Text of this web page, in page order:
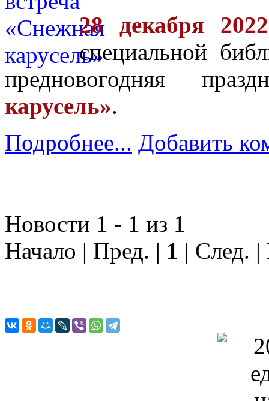
28 декабря
специальной
предновогодняя
карусель».
Подробнее... Добавить
Новости 1 - 1 из 1
Начало | Пред. | 1 | След.